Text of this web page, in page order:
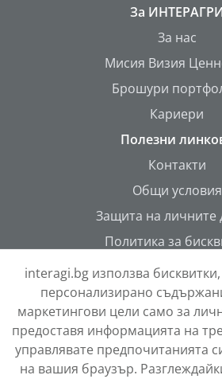
interagi.bg използва
персонализирано
маркетингови цели само за
предоставя информацията на
управлявате предпочитанията
на вашия браузър.
За
За нас
Мисия Визия
Брошури
Кариери
Полезни
Контакти
Общи условия
Защита на личните
Политика за
ONETEAM